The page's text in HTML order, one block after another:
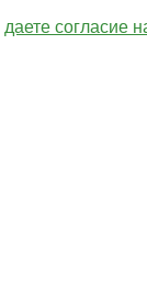
даете согласие